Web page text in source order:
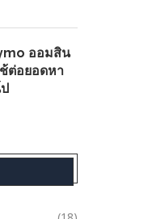
ออมสิน
ต่อยอดหา